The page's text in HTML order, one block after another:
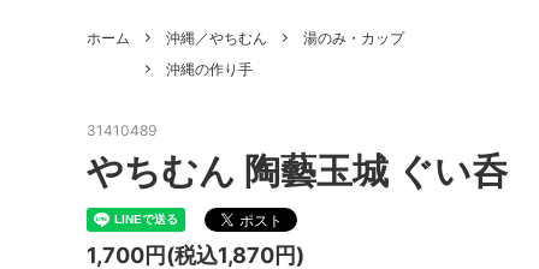
ホーム 沖縄／やちむん
湯のみ・カップ
沖縄の作り手
31410489
やちむん 陶藝玉城 ぐい呑
1,700円(税込1,870円)